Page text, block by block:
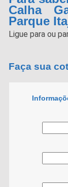
Calha
Parque
Ligue paraou
Faça sua